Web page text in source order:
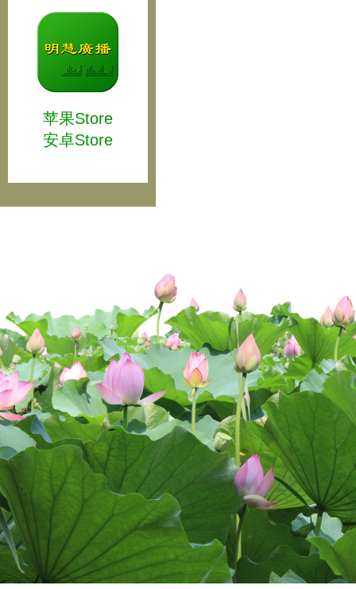
苹果Store
安卓Store